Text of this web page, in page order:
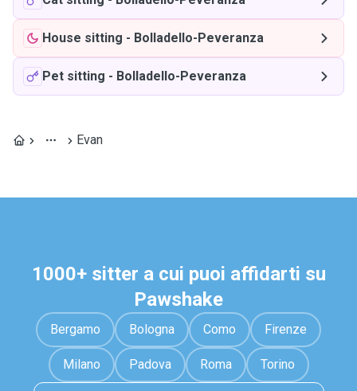
House sitting - Bolladello-Peveranza
Pet sitting - Bolladello-Peveranza
Evan
1000+ sitter a cui puoi affidarti su
Pawshake
Bergamo Bologna Como Firenze
Milano Padova Roma Torino